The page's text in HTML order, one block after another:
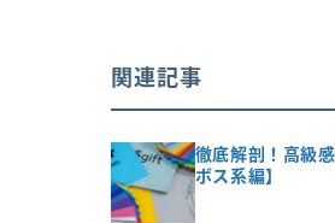
関連記事
徹底解剖！高級
ボス系編】